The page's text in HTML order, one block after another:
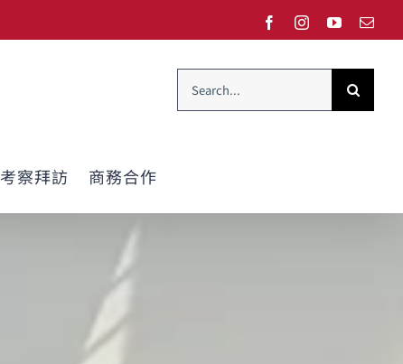
FacebookInstagramYouTube
Search
for:
考察拜訪 商務合作